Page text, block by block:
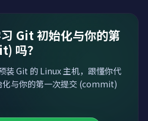
Git 初始化与你的第
吗？
装 Git 的 Linux 主机，跟懂你代
化与你的第一次提交 (commit)